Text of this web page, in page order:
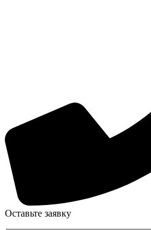
Оставьте заявку